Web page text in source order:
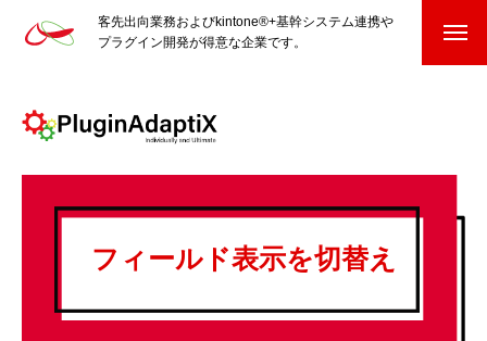
客先出向業務およびkintone®+基幹システム連携や
プラグイン開発が得意な企業です。
kintone®+基幹システムおよびプラグイン
kintone®向けプラグイン
PluginAdaptiX Service Guide
フィールド表示を切替え